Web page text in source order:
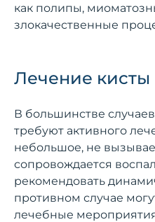
как полипы,
злокачественные
Лечение
В большинстве
требуют активного
небольшое, не
сопровождается
рекомендовать
противном случае
лечебные